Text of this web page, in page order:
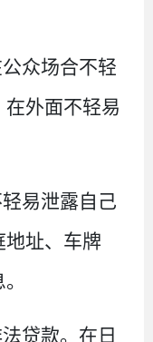
众场合不轻
外面不轻易
易泄露自己
地址、车牌
贷款。 在日